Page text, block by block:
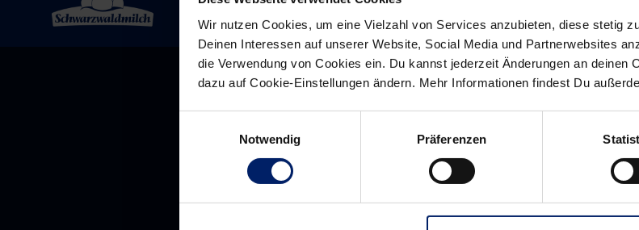
Wir nutzen Cookies, um eine Vielzahl von Services anzubieten, diese stetig
Deinen Interessen auf unserer Website, Social Media und Partnerwebsites
die Verwendung von Cookies ein. Du kannst jederzeit Änderungen an deinen
dazu auf Cookie-Einstellungen ändern. Mehr Informationen findest Du
Notwendig
Präferenzen